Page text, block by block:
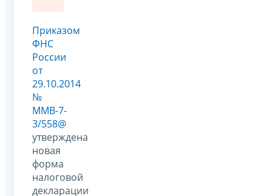
Приказом
ФНС
России
от
29.10.2014
№
ММВ-7-
3/558@
утверждена
новая
форма
налоговой
декларации